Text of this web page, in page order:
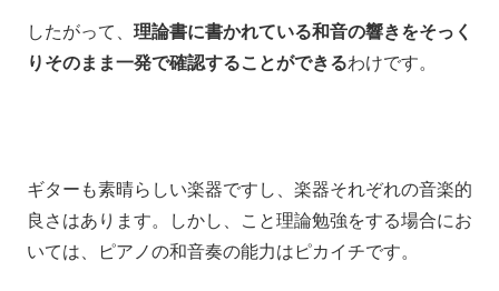
したがって、 理論書に書かれている和音の響きをそっく
りそのまま一発で確認することができるわけです。
ギターも素晴らしい楽器ですし、 楽器それぞれの音楽的
良さはあります。
しかし、
こと理論勉強をする場合にお
いては、
ピアノの和音奏の能力はピカイチです。